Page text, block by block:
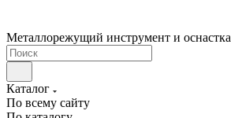
Металлорежущий инструмент и оснастка
Каталог
По всему сайту